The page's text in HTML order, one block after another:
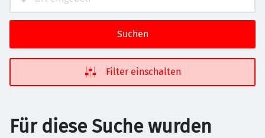
Suchen
Filter einschalten
Für diese Suche wurden